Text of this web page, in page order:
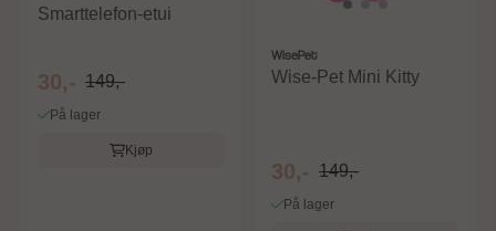
Smarttelefon-etui
30,- 149,-
På lager
Kjøp
WisePet
Wise-Pet Mini Kitty
30,- 149,-
På lager